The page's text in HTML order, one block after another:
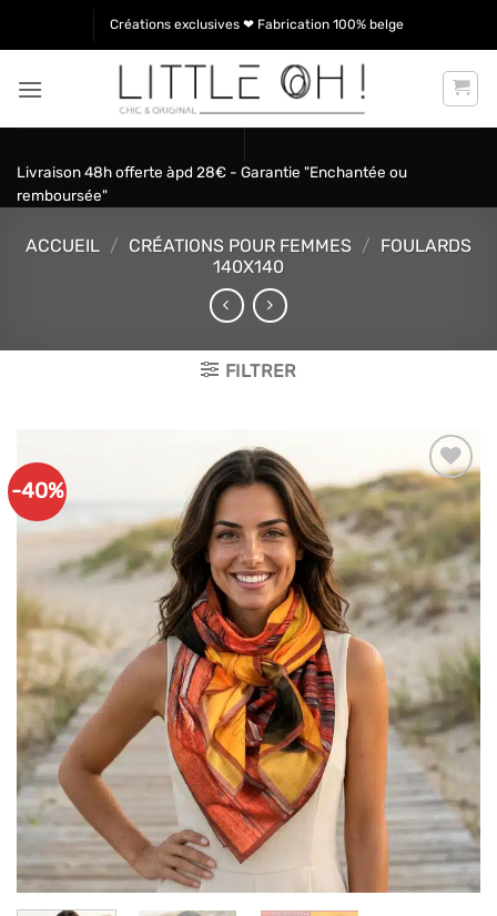
Créations exclusives ❤ Fabrication 100% belge
Livraison 48h offerte àpd 28€ - Garantie "Enchantée ou
remboursée"
ACCUEIL / CRÉATIONS POUR FEMMES / FOULARDS
140X140
FILTRER
-40%
Ajouter
à mes
articles
favoris